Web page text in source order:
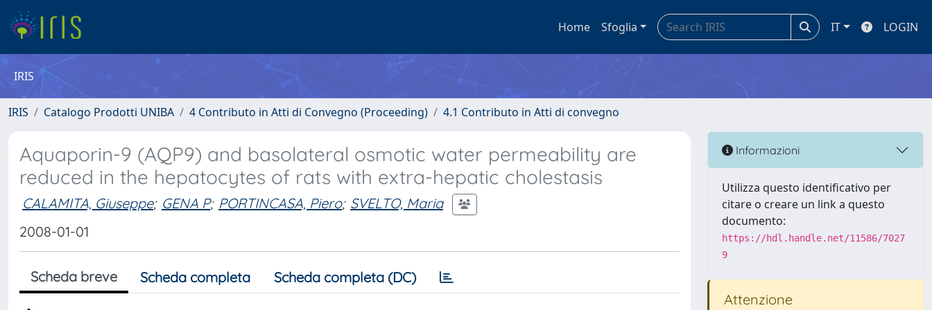
Home Sfoglia IT LOGIN
IRIS
IRIS Catalogo Prodotti UNIBA 4 Contributo in Atti di Convegno (Proceeding) 4.1 Contributo in Atti di convegno
Aquaporin-9 (AQP9) and basolateral osmotic water permeability are
reduced in the hepatocytes of rats with extra-hepatic cholestasis
CALAMITA, Giuseppe; GENA P; PORTINCASA, Piero; SVELTO, Maria
2008-01-01
Scheda breve Scheda completa Scheda completa (DC)
Informazioni
Utilizza questo identificativo per
citare o creare un link a questo
documento:
https://hdl.handle.net/11586/7027
9
Attenzione